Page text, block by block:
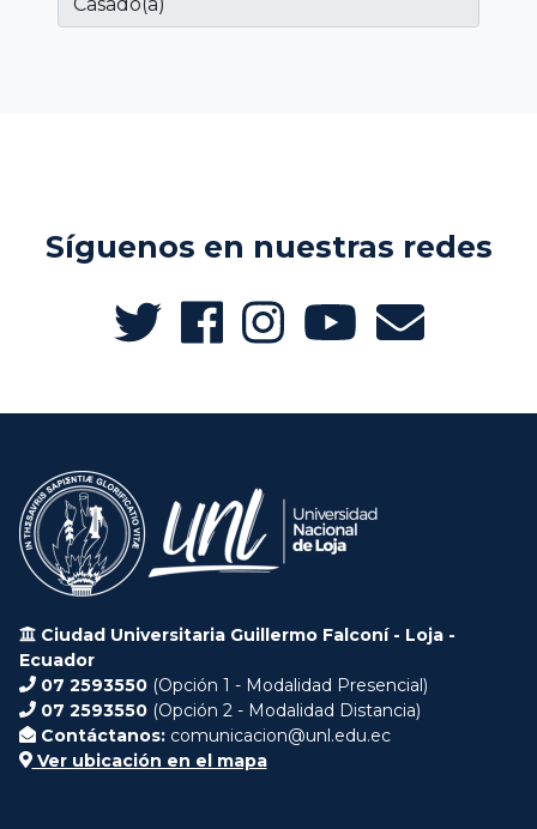
Síguenos en nuestras redes
Ciudad Universitaria Guillermo Falconí - Loja -
Ecuador
07 2593550 (Opción 1 - Modalidad Presencial)
07 2593550 (Opción 2 - Modalidad Distancia)
Contáctanos: comunicacion@unl.edu.ec
Ver ubicación en el mapa